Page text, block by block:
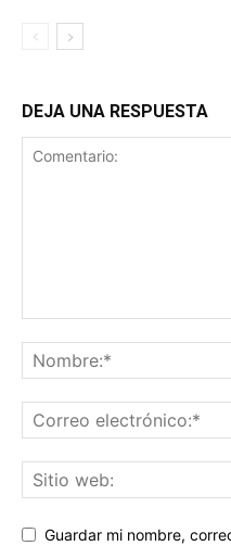
DEJA UNA RESPUESTA
Guardar mi nombre,